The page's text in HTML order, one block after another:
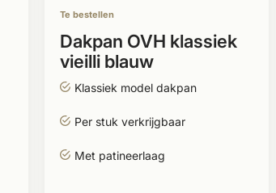
Te bestellen
Dakpan OVH klassiek
vieilli blauw
Klassiek model dakpan
Per stuk verkrijgbaar
Met patineerlaag